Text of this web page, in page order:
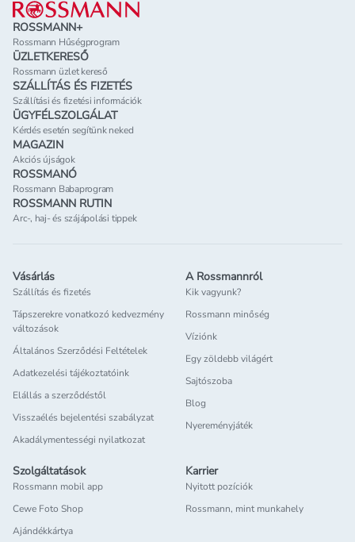
ROSSMANN+
Rossmann Hűségprogram
ÜZLETKERESŐ
Rossmann üzlet kereső
SZÁLLÍTÁS ÉS FIZETÉS
Szállítási és fizetési információk
ÜGYFÉLSZOLGÁLAT
Kérdés esetén segítünk neked
MAGAZIN
Akciós újságok
ROSSMANÓ
Rossmann Babaprogram
ROSSMANN RUTIN
Arc-, haj- és szájápolási tippek
Vásárlás
Szállítás és fizetés
Tápszerekre vonatkozó kedvezmény
változások
Általános Szerződési Feltételek
Adatkezelési tájékoztatóink
Elállás a szerződéstől
Visszaélés bejelentési szabályzat
Akadálymentességi nyilatkozat
A Rossmannról
Kik vagyunk?
Rossmann minőség
Víziónk
Egy zöldebb világért
Sajtószoba
Blog
Nyereményjáték
Szolgáltatások
Rossmann mobil app
Cewe Foto Shop
Ajándékkártya
Karrier
Nyitott pozíciók
Rossmann, mint munkahely